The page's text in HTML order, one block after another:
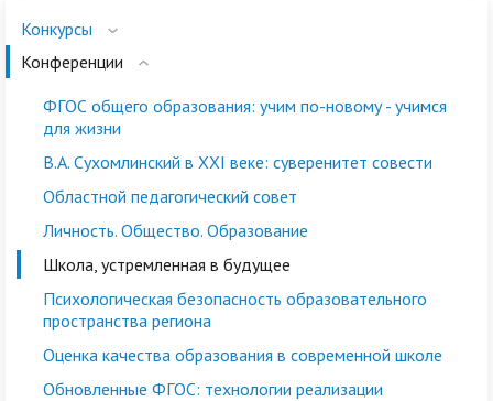
Конкурсы
Конференции
ФГОС общего образования: учим по-новому - учимся
для жизни
В.А. Сухомлинский в XXI веке: суверенитет совести
Областной педагогический совет
Личность. Общество. Образование
Школа, устремленная в будущее
Психологическая безопасность образовательного
пространства региона
Оценка качества образования в современной школе
Обновленные ФГОС: технологии реализации